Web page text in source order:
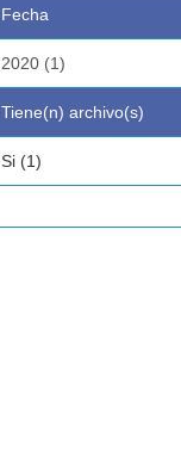
Fecha
2020 (1)
Tiene(n) archivo(s)
Si (1)